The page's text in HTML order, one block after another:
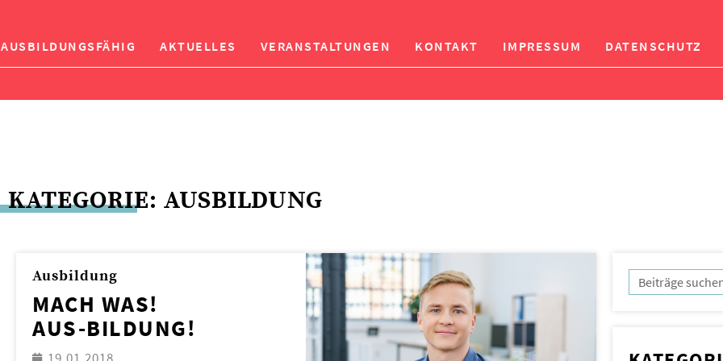
AUSBILDUNGSFÄHIG AKTUELLES VERANSTALTUNGEN KONTAKT IMPRESSUM DATENSCHUTZ
KATEGORIE: AUSBILDUNG
Ausbildung
MACH WAS!
AUS-BILDUNG!